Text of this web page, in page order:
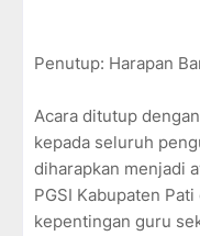
Penutup: Harapan
Acara ditutup
kepada seluruh
diharapkan menjadi
PGSI Kabupaten
kepentingan guru